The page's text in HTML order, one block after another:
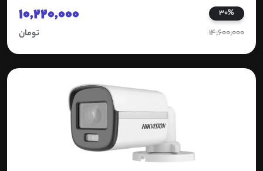
30%
14,600,000
10,220,000
تومان